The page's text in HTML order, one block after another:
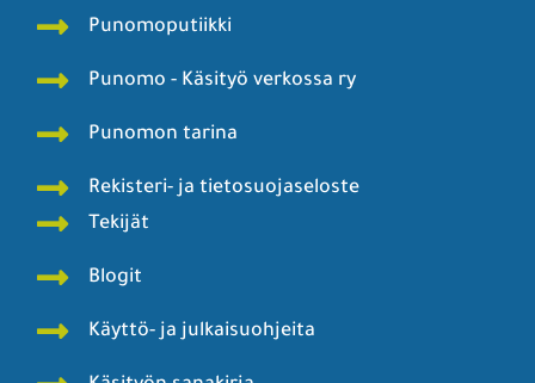
Punomoputiikki
Punomo - Käsityö verkossa ry
Punomon tarina
Rekisteri- ja tietosuojaseloste
Tekijät
Blogit
Käyttö- ja julkaisuohjeita